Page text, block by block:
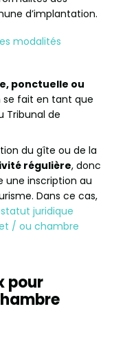
d’implantation.
modalités
ponctuelle ou
se fait en tant que
Tribunal de
du gîte ou de la
régulière, donc
une inscription au
Dans ce cas,
statut juridique
/ ou chambre
pour